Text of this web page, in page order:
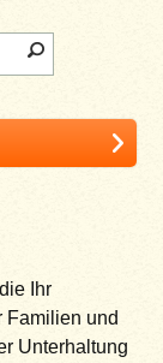
Ihr
Familien und
Unterhaltung